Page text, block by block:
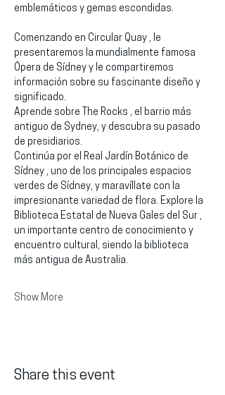
emblemáticos y gemas escondidas.
Comenzando en Circular Quay , le
presentaremos la mundialmente famosa
Ópera de Sídney y le compartiremos
información sobre su fascinante diseño y
significado.
Aprende sobre The Rocks , el barrio más
antiguo de Sydney, y descubra su pasado
de presidiarios.
Continúa por el Real Jardín Botánico de
Sídney , uno de los principales espacios
verdes de Sídney, y maravíllate con la
impresionante variedad de flora. Explore la
Biblioteca Estatal de Nueva Gales del Sur ,
un importante centro de conocimiento y
encuentro cultural, siendo la biblioteca
más antigua de Australia.
Show More
Share this event